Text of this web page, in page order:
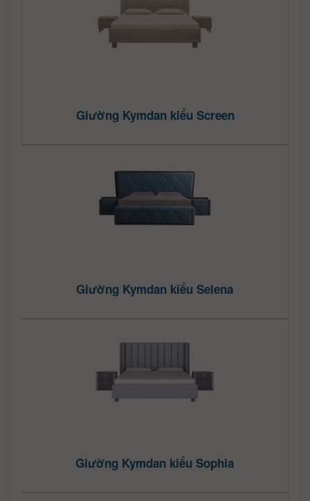
Giường Kymdan kiểu Screen
Giường Kymdan kiểu Selena
Giường Kymdan kiểu Sophia